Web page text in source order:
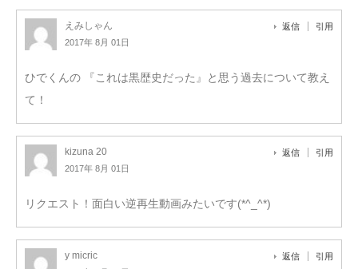
えみしゃん
2017年 8月 01日
返信 引用
ひでくんの 『これは黒歴史だった』と思う過去について教え
て！
kizuna 20
2017年 8月 01日
返信 引用
リクエスト！面白い逆再生動画みたいです(*^_^*)
y micric 返信 引用